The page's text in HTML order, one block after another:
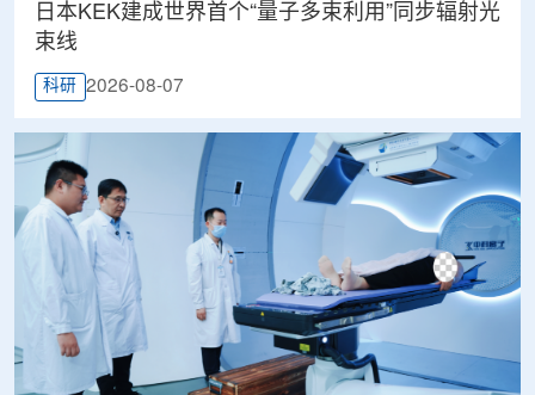
日本KEK建成世界首个“量子多束利用”同步辐射光
束线
科研 2026-08-07